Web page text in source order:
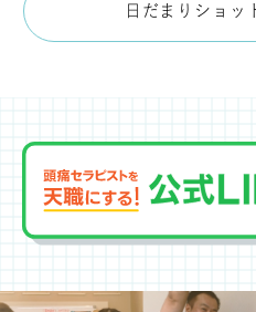
日だまりショッ